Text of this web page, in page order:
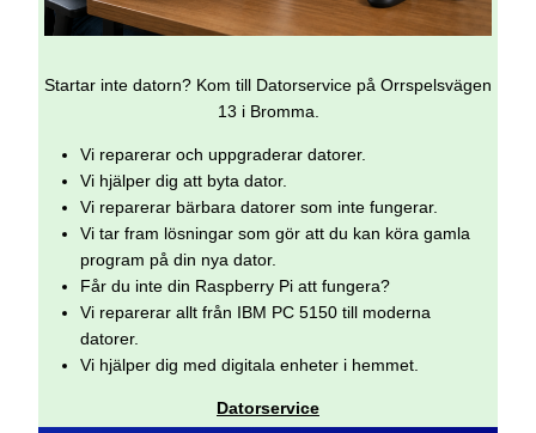
Startar inte datorn? Kom till Datorservice på Orrspelsvägen
13 i Bromma.
Vi reparerar och uppgraderar datorer.
Vi hjälper dig att byta dator.
Vi reparerar bärbara datorer som inte fungerar.
Vi tar fram lösningar som gör att du kan köra gamla
program på din nya dator.
Får du inte din Raspberry Pi att fungera?
Vi reparerar allt från IBM PC 5150 till moderna
datorer.
Vi hjälper dig med digitala enheter i hemmet.
Datorservice